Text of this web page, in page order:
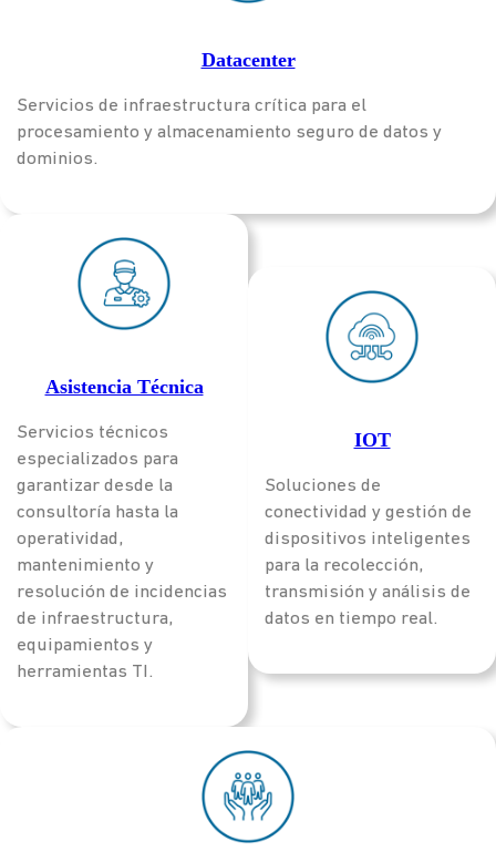
Datacenter
Servicios de infraestructura crítica para el
procesamiento y almacenamiento seguro de datos y
dominios.
Asistencia Técnica
Servicios técnicos
especializados para
garantizar desde la
consultoría hasta la
operatividad,
mantenimiento y
resolución de incidencias
de infraestructura,
equipamientos y
herramientas TI.
IOT
Soluciones de
conectividad y gestión de
dispositivos inteligentes
para la recolección,
transmisión y análisis de
datos en tiempo real.